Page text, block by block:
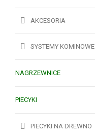
AKCESORIA
SYSTEMY KOMINOWE
NAGRZEWNICE
PIECYKI
PIECYKI NA DREWNO